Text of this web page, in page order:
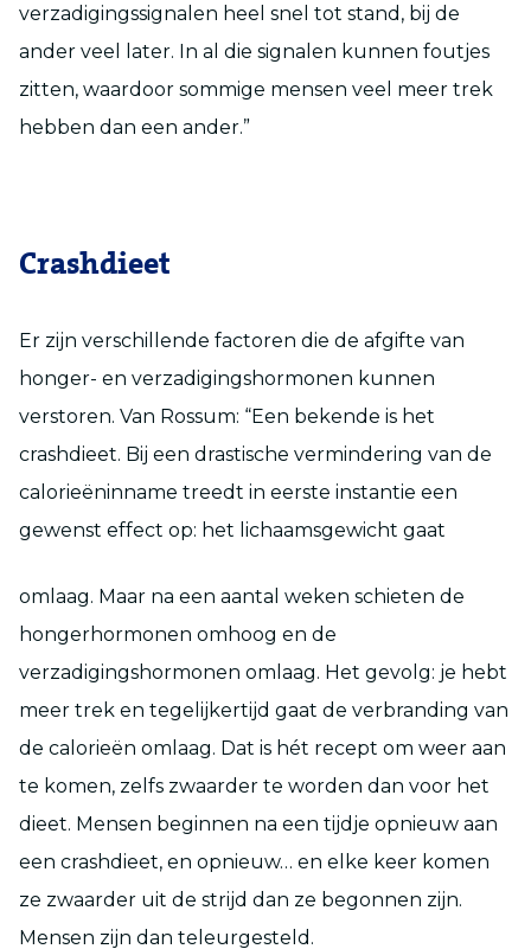
verzadigingssignalen heel snel tot stand, bij de
ander veel later. In al die signalen kunnen foutjes
zitten, waardoor sommige mensen veel meer trek
hebben dan een ander.”
Crashdieet
Er zijn verschillende factoren die de afgifte van
honger- en verzadigingshormonen kunnen
verstoren. Van Rossum: “Een bekende is het
crashdieet. Bij een drastische vermindering van de
calorieëninname treedt in eerste instantie een
gewenst effect op: het lichaamsgewicht gaat
omlaag. Maar na een aantal weken schieten de
hongerhormonen omhoog en de
verzadigingshormonen omlaag. Het gevolg: je hebt
meer trek en tegelijkertijd gaat de verbranding van
de calorieën omlaag. Dat is hét recept om weer aan
te komen, zelfs zwaarder te worden dan voor het
dieet. Mensen beginnen na een tijdje opnieuw aan
een crashdieet, en opnieuw… en elke keer komen
ze zwaarder uit de strijd dan ze begonnen zijn.
Mensen zijn dan teleurgesteld.